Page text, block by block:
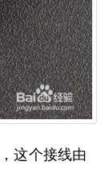
这个接线由